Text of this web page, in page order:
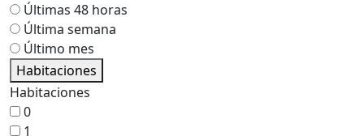
Últimas 48 horas
Última semana
Último mes
Habitaciones
Habitaciones
0
1